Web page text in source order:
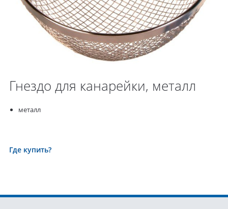
Гнездо для канарейки, металл
металл
Где купить?